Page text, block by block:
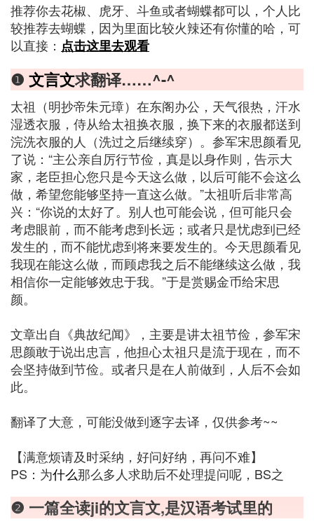
推荐你去花椒、虎牙、斗鱼或者蝴蝶都可以，个人比
较推荐去蝴蝶，因为里面比较火辣还有你懂的哈，可
以直接： 点击这里去观看
❶ 文言文求翻译……^-^
太祖（明抄帝朱元璋）在东阁办公，天气很热，汗水
湿透衣服，侍从给太祖换衣服，换下来的衣服都送到
浣洗衣服的人（洗过之后继续穿）。参军宋思颜看见
了说：“主公亲自厉行节俭，真是以身作则，告示大
家，老臣担心您只是今天这么做，以后可能不会这么
做，希望您能够坚持一直这么做。”太祖听后非常高
兴：“你说的太好了。别人也可能会说，但可能只会
考虑眼前，而不能考虑到长远；或者只是忧虑到已经
发生的，而不能忧虑到将来要发生的。今天思颜看见
我现在能这么做，而顾虑我之后不能继续这么做，我
相信你一定能够效忠于我。”于是赏赐金币给宋思
颜。
文章出自《典故纪闻》，主要是讲太祖节俭，参军宋
思颜敢于说出忠言，他担心太祖只是流于现在，而不
会坚持做到节俭。或者只是在人前做到，人后不会如
此。
翻译了大意，可能没做到逐字去译，仅供参考~~
【满意烦请及时采纳，好问好纳，再问不难】
PS：为什么那么多人求助后不处理提问呢，BS之
❷ 一篇全读ji的文言文,是汉语考试里的